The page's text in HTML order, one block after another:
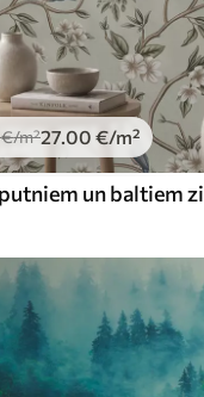
€/m²27.00 €/m²